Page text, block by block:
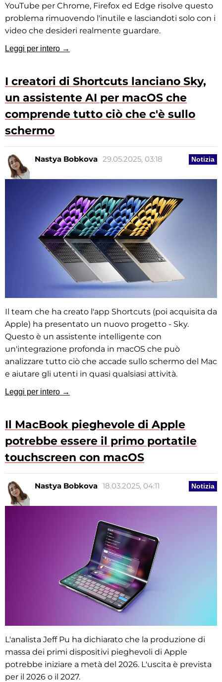
YouTube per Chrome, Firefox ed Edge risolve questo
problema rimuovendo l'inutile e lasciandoti solo con i
video che desideri realmente guardare.
Leggi per intero →
I creatori di Shortcuts lanciano Sky,
un assistente AI per macOS che
comprende tutto ciò che c'è sullo
schermo
Notizia
Nastya Bobkova 29.05.2025, 03:18
Il team che ha creato l'app Shortcuts (poi acquisita da
Apple) ha presentato un nuovo progetto - Sky.
Questo è un assistente intelligente con
un'integrazione profonda in macOS che può
analizzare tutto ciò che accade sullo schermo del Mac
e aiutare gli utenti in quasi qualsiasi attività.
Leggi per intero →
Il MacBook pieghevole di Apple
potrebbe essere il primo portatile
touchscreen con macOS
Notizia
Nastya Bobkova 18.03.2025, 04:11
L'analista Jeff Pu ha dichiarato che la produzione di
massa dei primi dispositivi pieghevoli di Apple
potrebbe iniziare a metà del 2026. L'uscita è prevista
per il 2026 o il 2027.